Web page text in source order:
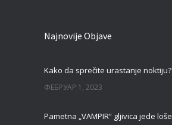
Najnovije Objave
Kako da sprečite urastanje noktiju?
ФЕБРУАР 1, 2023